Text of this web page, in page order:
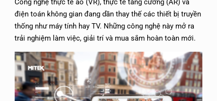
Công nghệ thực tế ảo (VR), thực tế tăng cường (AR) và
điện toán không gian đang dần thay thế các thiết bị truyền
thống như máy tính hay TV. Những công nghệ này mở ra
trải nghiệm làm việc, giải trí và mua sắm hoàn toàn mới.